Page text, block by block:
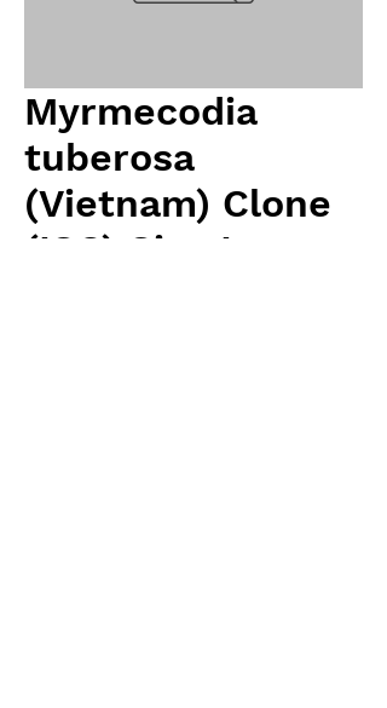
Myrmecodia
tuberosa
(Vietnam) Clone
(ISC) Size L